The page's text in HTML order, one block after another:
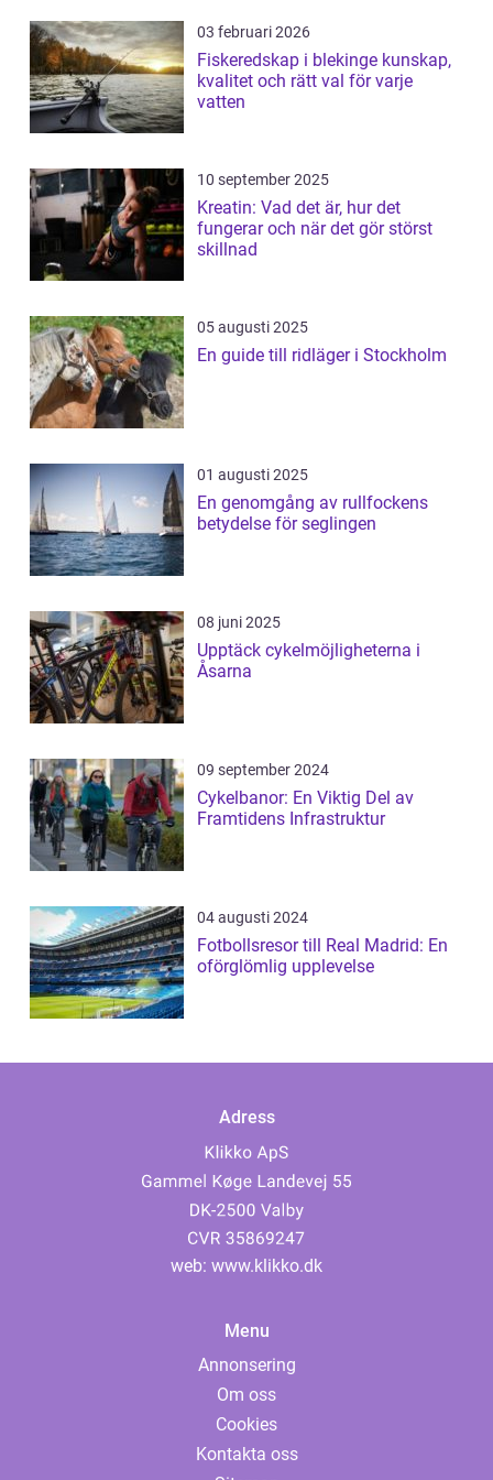
03 februari 2026
Fiskeredskap i blekinge kunskap,
kvalitet och rätt val för varje
vatten
10 september 2025
Kreatin: Vad det är, hur det
fungerar och när det gör störst
skillnad
05 augusti 2025
En guide till ridläger i Stockholm
01 augusti 2025
En genomgång av rullfockens
betydelse för seglingen
08 juni 2025
Upptäck cykelmöjligheterna i
Åsarna
09 september 2024
Cykelbanor: En Viktig Del av
Framtidens Infrastruktur
04 augusti 2024
Fotbollsresor till Real Madrid: En
oförglömlig upplevelse
Adress
web: www.klikko.dk
Menu
Annonsering
Om oss
Cookies
Kontakta oss